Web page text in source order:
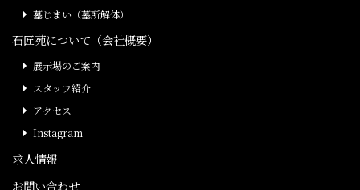
墓じまい（墓所解体）
石匠苑について（会社概要）
展示場のご案内
スタッフ紹介
アクセス
Instagram
求人情報
お問い合わせ